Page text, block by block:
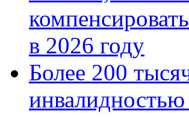
в 2026 году
Более 200